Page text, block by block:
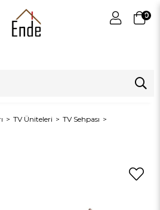
0
TV Üniteleri TV Sehpası